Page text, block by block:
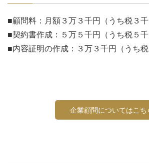
■顧問料：月額３万３千円（うち税３
■契約書作成：５万５千円（うち税５
■内容証明の作成：３万３千円（うち
企業顧問についてはこち